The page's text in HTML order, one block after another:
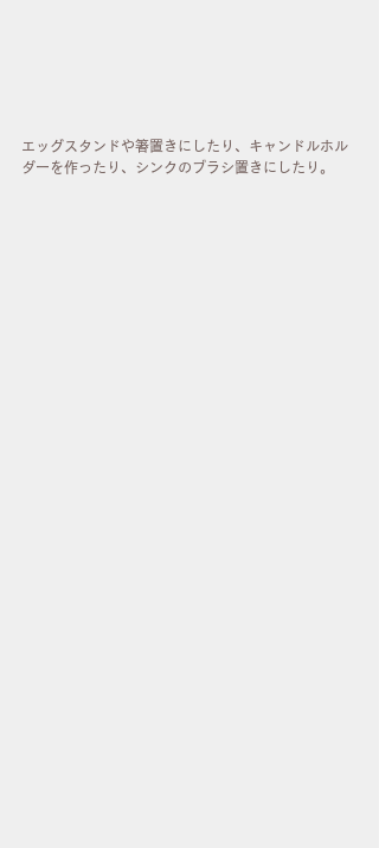
エッグスタンドや箸置きにしたり、キャンドルホル
ダーを作ったり、シンクのブラシ置きにしたり。